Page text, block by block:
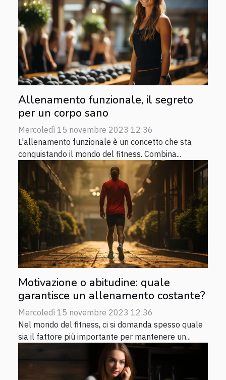
Allenamento funzionale, il segreto
per un corpo sano
Mercoledì 15 novembre 2023 12:36
L'allenamento funzionale è un concetto che sta
conquistando il mondo del fitness. Combina...
Motivazione o abitudine: quale
garantisce un allenamento costante?
Mercoledì 15 novembre 2023 12:36
Nel mondo del fitness, ci si domanda spesso quale
sia il fattore più importante per mantenere un...